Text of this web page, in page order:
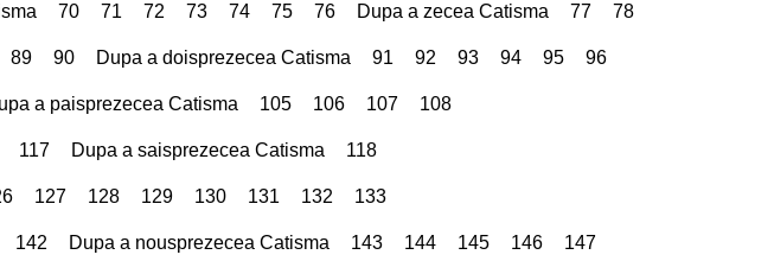
70 71 72 73 74 75 76 Dupa a zecea Catisma 77 78
89 90 Dupa a doisprezecea Catisma 91 92 93 94 95 96
a paisprezecea Catisma 105 106 107 108
117 Dupa a saisprezecea Catisma 118
127 128 129 130 131 132 133
142 Dupa a nousprezecea Catisma 143 144 145 146 147